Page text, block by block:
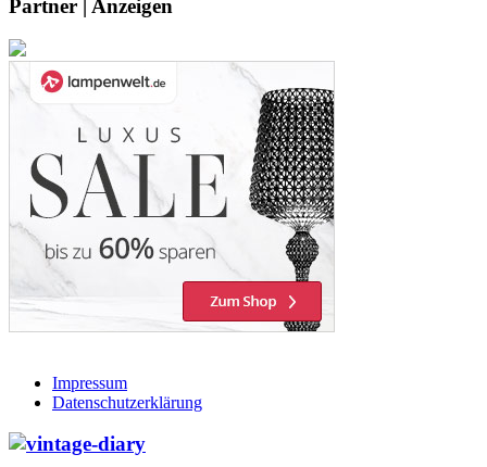
Partner | Anzeigen
Impressum
Datenschutzerklärung